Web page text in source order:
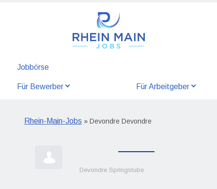
Jobbörse
Für Bewerber Für Arbeitgeber
Rhein-Main-Jobs » Devondre Devondre
Devondre Springstube